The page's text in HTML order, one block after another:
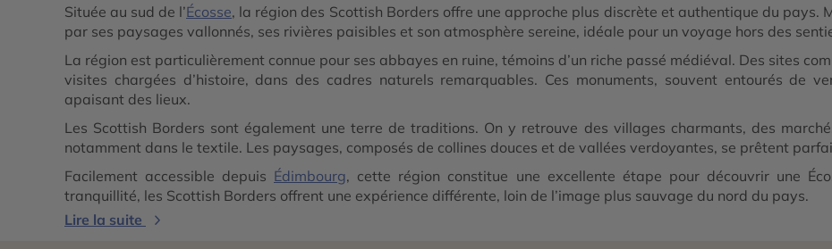
Située au sud de l’Écosse, la région des Scottish Borders offre une approche plus discrète et authentique du pays.
par ses paysages vallonnés, ses rivières paisibles et son atmosphère sereine, idéale pour un voyage hors des
La région est particulièrement connue pour ses abbayes en ruine, témoins d’un riche passé médiéval. Des sites
visites chargées d’histoire, dans des cadres naturels remarquables. Ces monuments, souvent entourés de
apaisant des lieux.
Les Scottish Borders sont également une terre de traditions. On y retrouve des villages charmants, des
notamment dans le textile. Les paysages, composés de collines douces et de vallées verdoyantes, se prêtent
Facilement accessible depuis Édimbourg, cette région constitue une excellente étape pour découvrir une
tranquillité, les Scottish Borders offrent une expérience différente, loin de l’image plus sauvage du nord du pays.
Lire la suite